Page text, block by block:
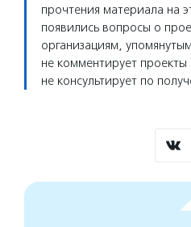
прочтения материала на
появились вопросы о
организациям,
не комментирует
не консультирует по